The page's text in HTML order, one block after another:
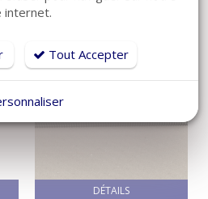
DÉTAILS
internet.
Tout Accepter